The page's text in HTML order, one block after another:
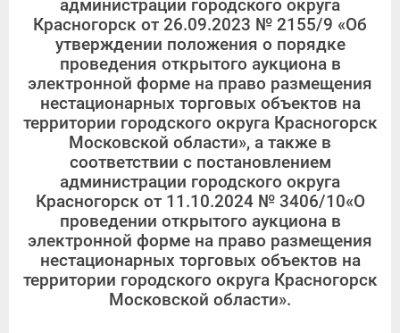
администрации городского округа
Красногорск от 26.09.2023 № 2155/9 «Об
утверждении положения о порядке
проведения открытого аукциона в
электронной форме на право размещения
нестационарных торговых объектов на
территории городского округа Красногорск
Московской области», а также в
соответствии с постановлением
администрации городского округа
Красногорск от 11.10.2024 № 3406/10«О
проведении открытого аукциона в
электронной форме на право размещения
нестационарных торговых объектов на
территории городского округа Красногорск
Московской области».